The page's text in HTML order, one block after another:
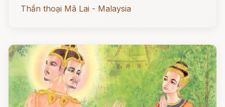
Thần thoại Mã Lai - Malaysia